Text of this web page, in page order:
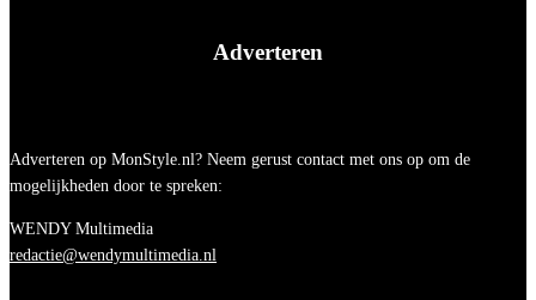
Adverteren
Adverteren op MonStyle.nl? Neem gerust contact met ons op om de
mogelijkheden door te spreken:
WENDY Multimedia
redactie@wendymultimedia.nl